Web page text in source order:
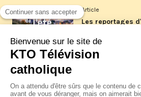
Article
Les reportages
Article
La visite
jeudi 6 août